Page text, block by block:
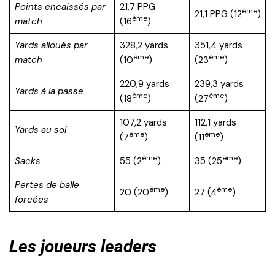
Points encaissés par
match
21,7 PPG
(16ème)
21,1 PPG (12ème)
Yards alloués par
match
328,2 yards
(10ème)
351,4 yards
(23ème)
Yards à la passe
220,9 yards
(18ème)
239,3 yards
(27ème)
Yards au sol
107,2 yards
(7ème)
112,1 yards
(11ème)
Sacks
55 (2ème) 35 (25ème)
Pertes de balle
forcées
20 (20ème) 27 (4ème)
Les joueurs leaders